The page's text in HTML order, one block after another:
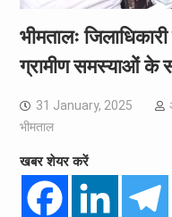
भीमतालः
ग्रामीण समस्याओं के
31 January, 2025
भीमताल
खबर शेयर करें